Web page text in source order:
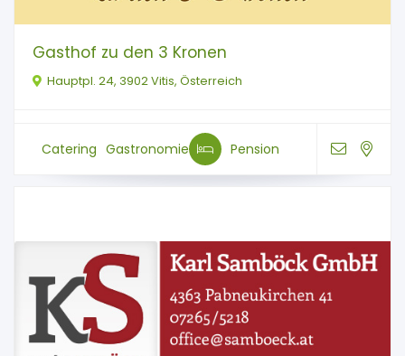
Gasthof zu den 3 Kronen
Hauptpl. 24, 3902 Vitis, Österreich
Catering Gastronomie Pension